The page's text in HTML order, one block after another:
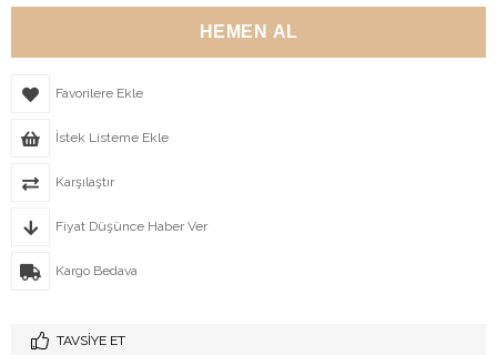
Favorilere Ekle
İstek Listeme Ekle
Karşılaştır
Fiyat Düşünce Haber Ver
Kargo Bedava
TAVSIYE ET